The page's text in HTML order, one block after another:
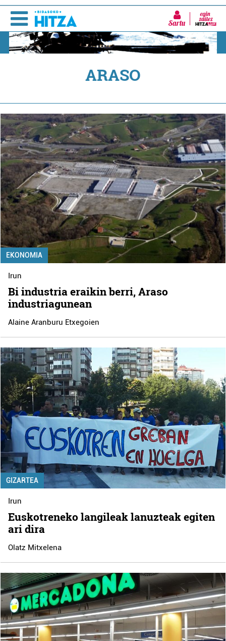
Sartu
ARASO
EKONOMIA
Irun
Bi industria eraikin berri, Araso
industriagunean
Alaine Aranburu Etxegoien
GIZARTEA
Irun
Euskotreneko langileak lanuzteak egiten
ari dira
Olatz Mitxelena